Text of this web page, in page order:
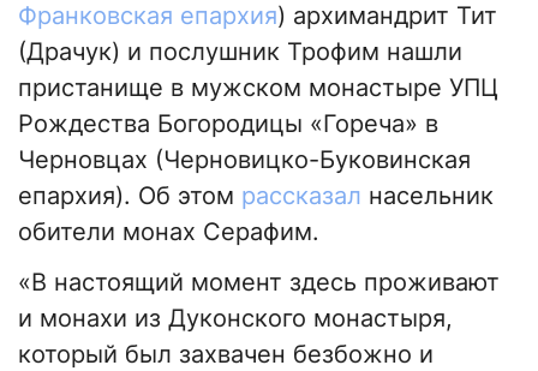
Франковская епархия) архимандрит Тит
(Драчук) и послушник Трофим нашли
пристанище в мужском монастыре УПЦ
Рождества Богородицы «Гореча» в
Черновцах (Черновицко-Буковинская
епархия). Об этом рассказал насельник
обители монах Серафим.
«В настоящий момент здесь проживают
и монахи из Дуконского монастыря,
который был захвачен безбожно и